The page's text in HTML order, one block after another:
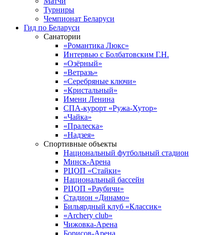
Турниры
Чемпионат Беларуси
Гид по Беларуси
Санатории
«Романтика Люкс»
Интервью с Болбатовским Г.Н.
«Озёрный»
«Ветразь»
«Серебряные ключи»
«Кристальный»
Имени Ленина
СПА-курорт «Ружа-Хутор»
«Чайка»
«Пралеска»
«Надзея»
Спортивные объекты
Национальный футбольный стадион
Минск-Арена
РЦОП «Стайки»
Национальный бассейн
РЦОП «Раубичи»
Стадион «Динамо»
Бильярдный клуб «Классик»
«Archery club»
Чижовка-Арена
Борисов-Арена